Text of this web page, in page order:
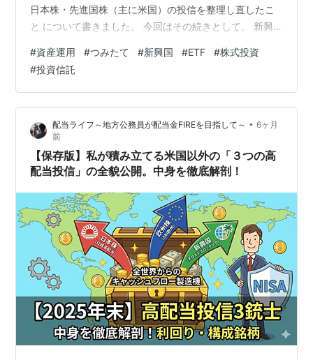
日本株・先進国株（主に米国）の投信を整理し直したこ
と について書きました。 今回はその続きとして、 新興
どう使っているか をまとめてみます。 ※ここで書いてい
るのは、あくまで「当時の私自身のケース」です。特定
の商品や方法をすすめる意図はなく、制度や金利・商品
性も変わっていきますので、実際に投資される場合は、
ご自身でも最新の情報を確認していただければと思いま
す。 新興国アセ…
#資産運用 #つみたて #新興国 #ETF #株式投資
#投資信託
配当ライフ～地方公務員が配当金FIREを目指して～ • 6ヶ月
前
【保存版】私が積み立てる米国以外の「３つの高
配当投信」の全貌公開。中身を徹底解剖！